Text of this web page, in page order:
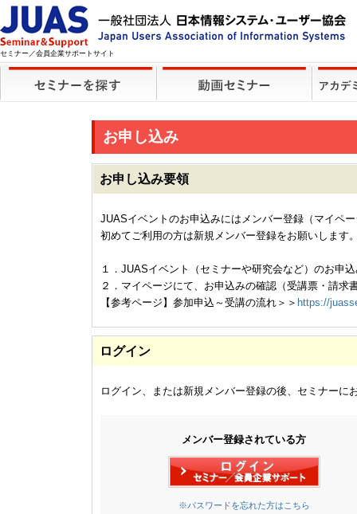
セミナー／会員企業サポートサイト
お申し込み
お申し込み要領
JUASイベントのお申込みにはメンバー登録（マイペ
初めてご利用の方は新規メンバー登録をお願いします
１．JUASイベント（セミナーや研究会など）のお申
２．マイページにて、お申込みの確認（受講票・請求
【参考ページ】参加申込～受講の流れ＞＞ https://
ログイン
ログイン、または新規メンバー登録の後、セミナーに
メンバー登録されている方
※パスワードを忘れた方はこちら